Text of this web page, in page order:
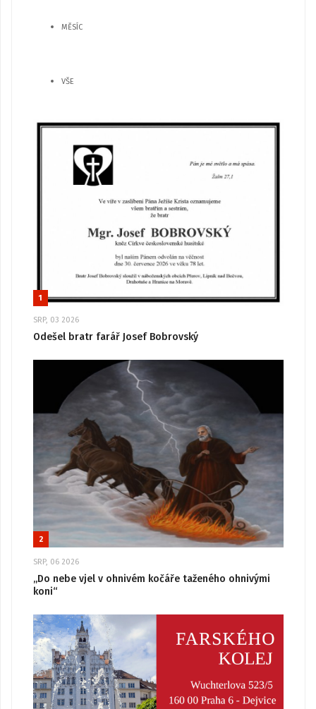
MĚSÍC
VŠE
1
SRP, 03 2026
Odešel bratr farář Josef Bobrovský
2
SRP, 06 2026
„Do nebe vjel v ohnivém kočáře taženého ohnivými
koni“